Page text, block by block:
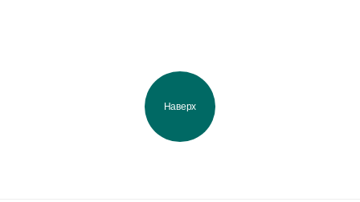
Наверх